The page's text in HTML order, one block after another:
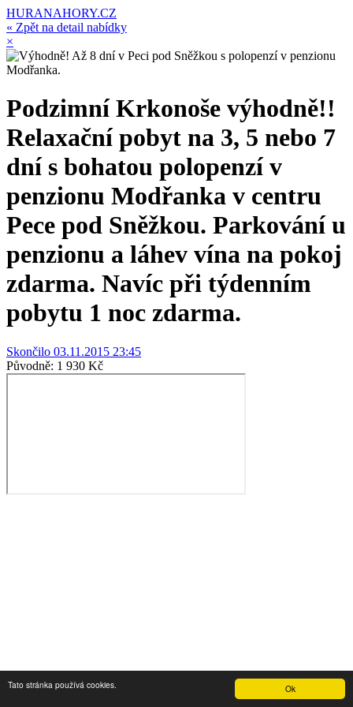
Ok
Tato stránka používá cookies.
HURANAHORY.CZ
« Zpět na detail nabídky
×
Podzimní Krkonoše výhodně!!
Relaxační pobyt na 3, 5 nebo 7
dní s bohatou polopenzí v
penzionu Modřanka v centru
Pece pod Sněžkou. Parkování u
penzionu a láhev vína na pokoj
zdarma. Navíc při týdenním
pobytu 1 noc zdarma.
Skončilo 03.11.2015 23:45
Původně: 1 930 Kč